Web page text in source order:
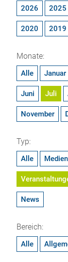
2026 2025
2020 2019
Monate:
Alle Januar
Juni Juli
November
Typ:
Alle
News
Bereich:
Alle